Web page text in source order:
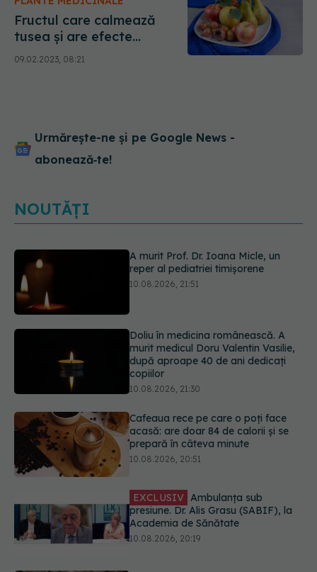
Fructul care calmează
tusea și are efecte
anticancerigene. Îl poți
face suc sau ceai și se bea
09.02.2023, 08:21
Urmărește-ne și pe Google News -
abonează‑te!
NOUTĂȚI
Doliu în medicina românească. A
murit medicul Doru Valentin Vasilie,
după aproape 40 de ani dedicați
Cafeaua rece pe care o poți face
acasă: are doar 84 de calorii și se
prepară în câteva minute
10.08.2026, 20:51
EXCLUSIV Ambulanța sub
presiune. Dr. Alis Grasu (SABIF), la
Academia de Sănătate
10.08.2026, 20:19
Ce trebuie să știi dacă ai avut o
rudă diagnosticată cu cancer. Care
sunt șansele să dezvolți boala
10.08.2026, 19:20